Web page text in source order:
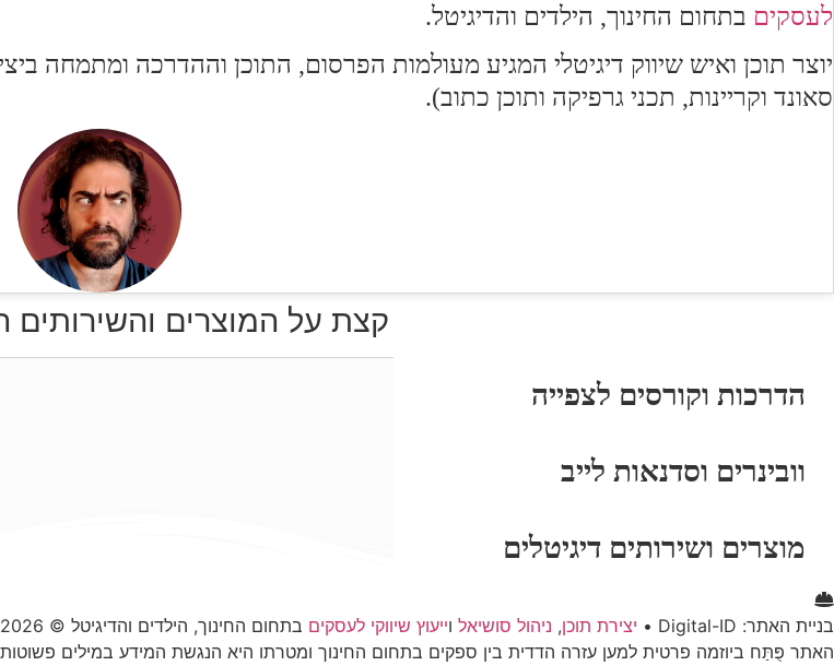
לעסקים בתחום החינוך, הילדים והדיגיטל.
יוצר תוכן ואיש שיווק דיגיטלי המגיע מעולמות הפרסום, התוכן וההדרכה ומתמחה
סאונד וקריינות, תכני גרפיקה ותוכן כתוב).
קצת על המוצרים
הדרכות וקורסים לצפייה
וובינרים וסדנאות לייב
מוצרים ושירותים דיגיטלים
בניית האתר: Digital-ID • יצירת תוכן, ניהול סושיאל וייעוץ שיווקי לעסקים בתחום החינוך, הילדים והדיגיטל © 2023-2026
האתר פֻּתַּח ביוזמה פרטית למען עזרה הדדית בין ספקים בתחום החינוך ומטרתו היא הנגשת המידע במילים